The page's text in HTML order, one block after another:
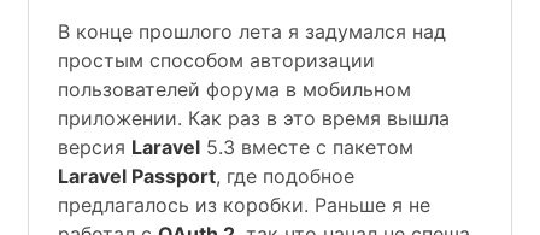
В конце прошлого лета я задумался над
простым способом авторизации
пользователей форума в мобильном
приложении. Как раз в это время вышла
версия Laravel 5.3 вместе с пакетом
Laravel Passport, где подобное
предлагалось из коробки. Раньше я не